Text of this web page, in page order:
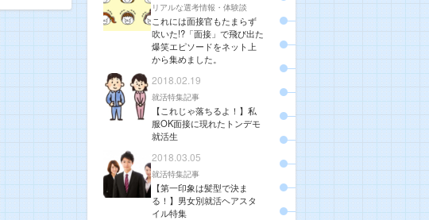
リアルな選考情報・体験談
これには面接官もたまらず
吹いた!?「面接」で飛び出た
爆笑エピソードをネット上
から集めました。
2018.02.19
就活特集記事
【これじゃ落ちるよ！】私
服OK面接に現れたトンデモ
就活生
2018.03.05
就活特集記事
【第一印象は髪型で決ま
る！】男女別就活ヘアスタ
イル特集